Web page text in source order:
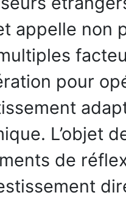
appelle non
pour
L’objet
de